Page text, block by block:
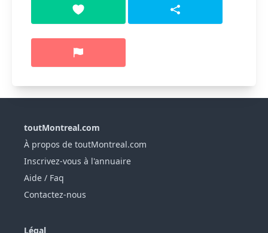
toutMontreal.com
À propos de toutMontreal.com
Inscrivez-vous à l'annuaire
Aide / Faq
Contactez-nous
Légal